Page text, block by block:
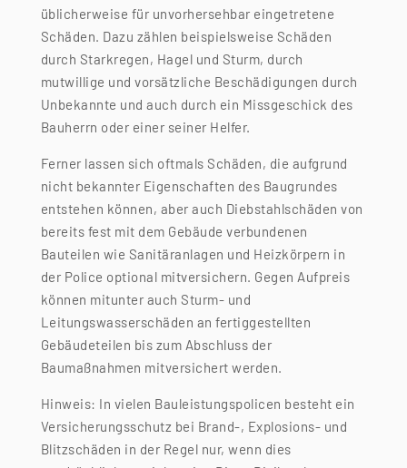
üblicherweise für unvorhersehbar eingetretene
Schäden. Dazu zählen beispielsweise Schäden
durch Starkregen, Hagel und Sturm, durch
mutwillige und vorsätzliche Beschädigungen durch
Unbekannte und auch durch ein Missgeschick des
Bauherrn oder einer seiner Helfer.
Ferner lassen sich oftmals Schäden, die aufgrund
nicht bekannter Eigenschaften des Baugrundes
entstehen können, aber auch Diebstahlschäden von
bereits fest mit dem Gebäude verbundenen
Bauteilen wie Sanitäranlagen und Heizkörpern in
der Police optional mitversichern. Gegen Aufpreis
können mitunter auch Sturm- und
Leitungswasserschäden an fertiggestellten
Gebäudeteilen bis zum Abschluss der
Baumaßnahmen mitversichert werden.
Hinweis: In vielen Bauleistungspolicen besteht ein
Versicherungsschutz bei Brand-, Explosions- und
Blitzschäden in der Regel nur, wenn dies